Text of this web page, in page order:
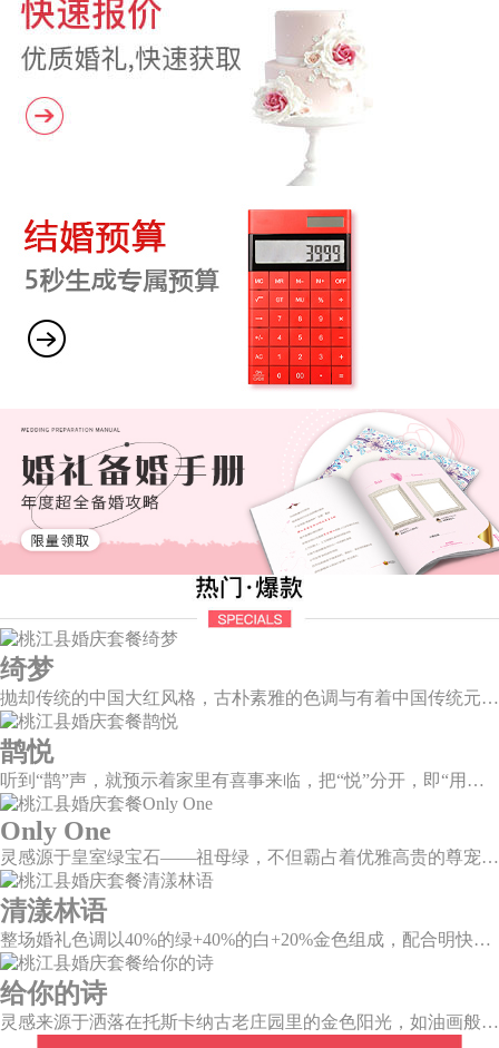
绮梦
抛却传统的中国大红风格，古朴素雅的色调与有着中国传统元素相辅相成的新中式风格，象形山岚造型、建筑风格的屏风设计、摇曳生姿的芦苇花艺，带你走进一个充满中式情怀的东方绮梦。
鹊悦
听到“鹊”声，就预示着家里有喜事来临，把“悦”分开，即“用心兑现爱的承诺”，设计上融入有诗有画的喜鹊登梅图元素，这样温婉绵长的爱情，又岂在朝朝暮暮。
Only One
灵感源于皇室绿宝石——祖母绿，不但霸占着优雅高贵的尊宠，且没有一种绿可以比之更美。
清漾林语
整场婚礼色调以40%的绿+40%的白+20%金色组成，配合明快的色调流露出生机盎然，既维持极简线条设计感，又巧妙把握住视觉情绪。
给你的诗
灵感来源于洒落在托斯卡纳古老庄园里的金色阳光，如油画般镌刻在每一寸时光里，透出丝丝缕缕诗意芬芳，沁染在佛罗伦萨的街头、庄园、葡萄藤架上。